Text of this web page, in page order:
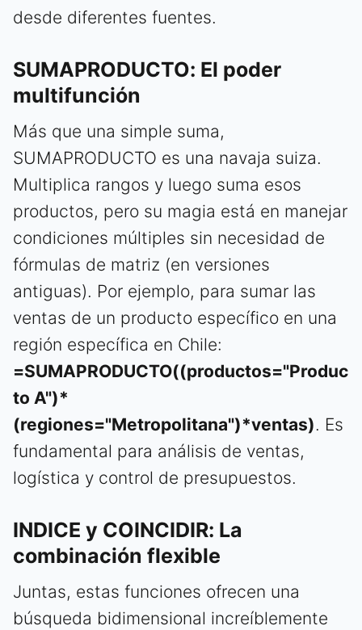
desde diferentes fuentes.
SUMAPRODUCTO: El poder
multifunción
Más que una simple suma,
SUMAPRODUCTO es una navaja suiza.
Multiplica rangos y luego suma esos
productos, pero su magia está en manejar
condiciones múltiples sin necesidad de
fórmulas de matriz (en versiones
antiguas). Por ejemplo, para sumar las
ventas de un producto específico en una
región específica en Chile:
=SUMAPRODUCTO((productos="Produc
to A")*
(regiones="Metropolitana")*ventas). Es
fundamental para análisis de ventas,
logística y control de presupuestos.
INDICE y COINCIDIR: La
combinación flexible
Juntas, estas funciones ofrecen una
búsqueda bidimensional increíblemente